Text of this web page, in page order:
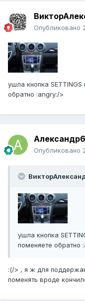
Опубликовано
ушла кнопка
обратно :angry:/>
Опубликовано
ушла кнопка
поменяете обратно
:(/> , я ж для
поменять вроде